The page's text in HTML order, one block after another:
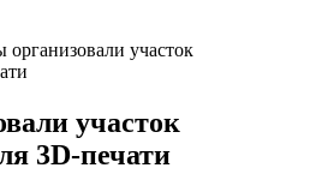
участок
участок
3D-печати